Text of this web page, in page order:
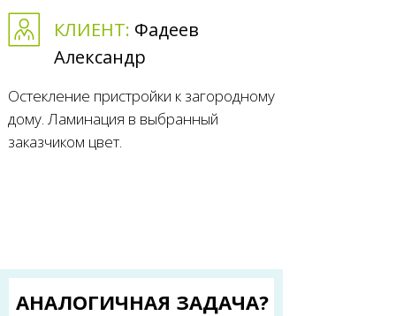
КЛИЕНТ: Фадеев
Александр
АНАЛОГИЧНАЯ ЗАДАЧА?
Остекление пристройки к загородному
дому. Ламинация в выбранный
заказчиком цвет.